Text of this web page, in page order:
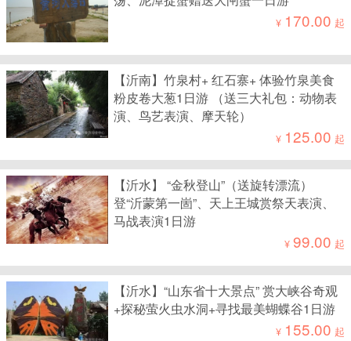
¥ 170.00 起
【沂南】竹泉村+ 红石寨+ 体验竹泉美食
粉皮卷大葱1日游 （送三大礼包：动物表
演、鸟艺表演、摩天轮）
¥ 125.00 起
【沂水】 “金秋登山”（送旋转漂流）
登“沂蒙第一崮”、天上王城赏祭天表演、
马战表演1日游
¥99.00 起
【沂水】“山东省十大景点” 赏大峡谷奇观
+探秘萤火虫水洞+寻找最美蝴蝶谷1日游
¥ 155.00 起